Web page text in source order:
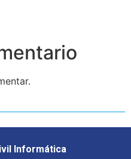
Informática